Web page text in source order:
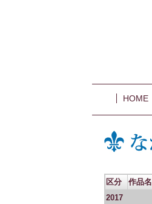
HOME
区分 作品名
2017